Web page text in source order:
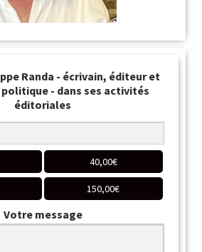
Randa - écrivain, éditeur et
- dans ses activités
éditoriales
40,00€
150,00€
Votre message